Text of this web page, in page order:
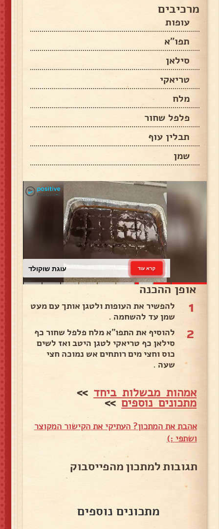
מרכיבים
עופות
תפו"א
סילאן
טריאקי
מלח
פלפל שחור
תבלין עוף
שמן
עוגת שוקולד קרא עוד
אופן ההכנה
1
להפשיר את העופות ולטגן אותך עם מעט
שמן עד להשחמה .
2
להוסיף את התפו"א מלח פלפל שחור כף
סילאן כף טריאקי לטגן היטב ואז לשים
כוס וחצי מים רותחים אש נמוכה חצי
שעה .
אמהות מבשלות ביחד >>
מתכונים נוספים>>
אהבת את המתכון? העתיקי את הקישור המקוצר
ושתפי :)
תגובות למתכון מהפייסבוק
מתכונים נוספים